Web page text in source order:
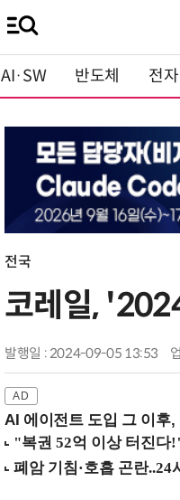
AI·SW 반도체 전자
전국
코레일,
발행일 : 2024-09-05 13:53
AI 에이전트 도입 그 이후